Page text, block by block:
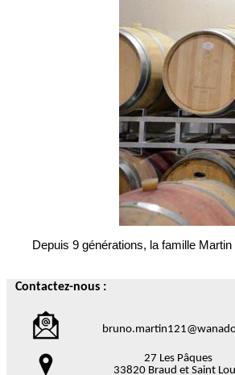
Depuis 9 générations, la famille
Contactez-nous :
27 Les Pâques
33820 Braud et Saint